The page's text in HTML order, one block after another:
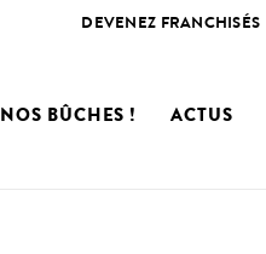
DEVENEZ FRANCHISÉS
NOS BÛCHES ! ACTUS